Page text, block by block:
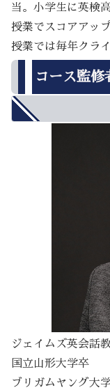
当。小学生に英検
授業でスコアアッ
授業では毎年クラ
コース監修
ジェイムズ英会話
国立山形大学卒
ブリガムヤング大